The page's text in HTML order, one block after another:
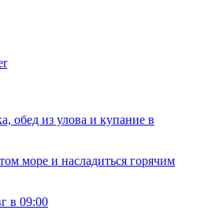
обед из улова и купание в
море и насладиться горячим
в 09:00